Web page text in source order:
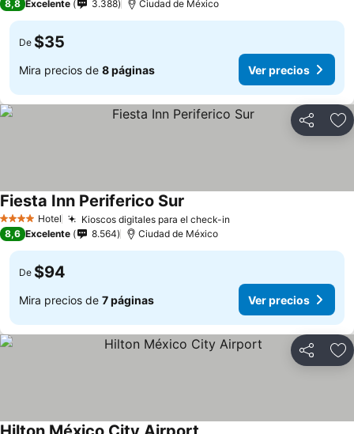
8,8 Excelente 3.388 Ciudad de México
De $35
Mira precios de 8 páginas Ver precios
Compartir
4 EstrellasHotel Kioscos digitales para el check-in
Fiesta Inn Periferico Sur
8,6 Excelente 8.564 Ciudad de México
De $94
Mira precios de 7 páginas Ver precios
Compartir